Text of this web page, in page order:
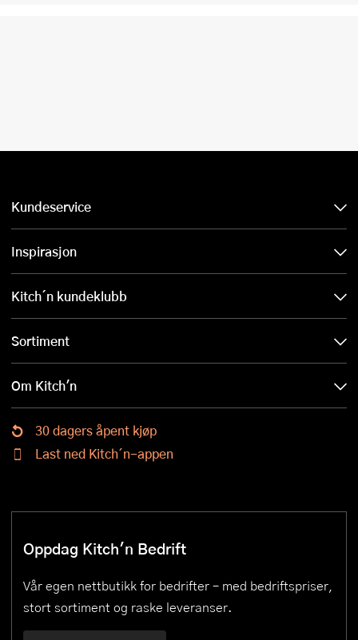
Kundeservice
Inspirasjon
Kitch´n kundeklubb
Sortiment
Om Kitch'n
30 dagers åpent kjøp
Last ned Kitch´n-appen
Oppdag Kitch'n Bedrift
Vår egen nettbutikk for bedrifter – med bedriftspriser,
stort sortiment og raske leveranser.